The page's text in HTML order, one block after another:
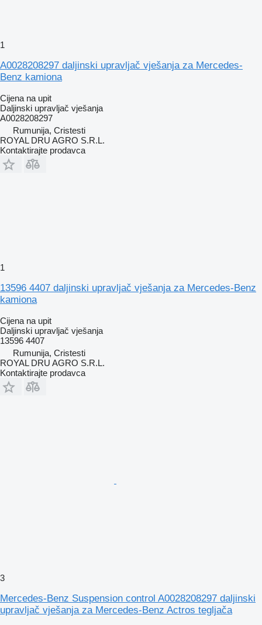
1
A0028208297 daljinski upravljač vješanja za Mercedes-
Benz kamiona
Cijena na upit
Daljinski upravljač vješanja
A0028208297
Rumunija, Cristesti
ROYAL DRU AGRO S.R.L.
Kontaktirajte prodavca
1
13596 4407 daljinski upravljač vješanja za Mercedes-Benz
kamiona
Cijena na upit
Daljinski upravljač vješanja
13596 4407
Rumunija, Cristesti
ROYAL DRU AGRO S.R.L.
Kontaktirajte prodavca
3
Mercedes-Benz Suspension control A0028208297 daljinski
upravljač vješanja za Mercedes-Benz Actros tegljača